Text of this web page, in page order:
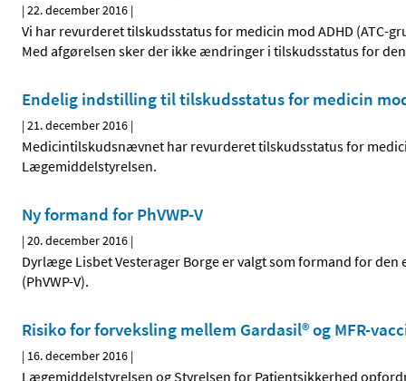
|22. december 2016 |
Vi har revurderet tilskudsstatus for medicin mod ADHD (ATC-
Med afgørelsen sker der ikke ændringer i tilskudsstatus for
Endelig indstilling til tilskudsstatus for medicin
|21. december 2016 |
Medicintilskudsnævnet har revurderet tilskudsstatus for
Lægemiddelstyrelsen.
Ny formand for PhVWP-V
|20. december 2016 |
Dyrlæge Lisbet Vesterager Borge er valgt som formand for
(PhVWP-V).
Risiko for forveksling mellem Gardasil® og MFR-
| 16. december 2016 |
Lægemiddelstyrelsen og Styrelsen for Patientsikkerhed